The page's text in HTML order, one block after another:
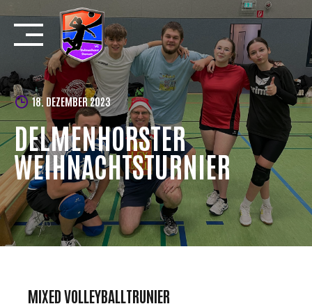
content
18. DEZEMBER 2023
DELMENHORSTER
WEIHNACHTSTURNIER
MIXED VOLLEYBALLTRUNIER